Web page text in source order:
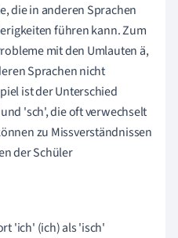
die in anderen Sprachen
führen kann. Zum
mit den Umlauten ä,
Sprachen nicht
ist der Unterschied
'sch', die oft verwechselt
zu Missverständnissen
der Schüler
'ich' (ich) als 'isch'